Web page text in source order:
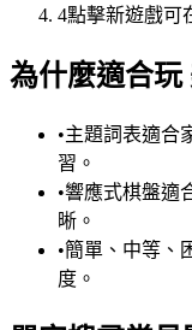
4點擊新遊戲可
為什麼適合玩
•主題詞表適合
習。
•響應式棋盤適
晰。
•簡單、中等、
度。